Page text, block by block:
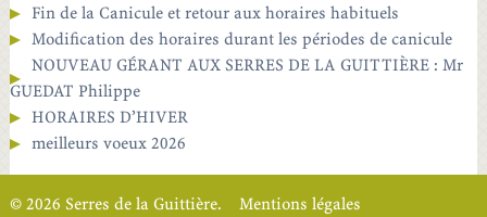
Fin de la Canicule et retour aux horaires habituels
Modification des horaires durant les périodes de canicule
NOUVEAU GÉRANT AUX SERRES DE LA GUITTIÈRE : Mr
GUEDAT Philippe
HORAIRES D’HIVER
meilleurs voeux 2026
© 2026 Serres de la Guittière. Mentions légales